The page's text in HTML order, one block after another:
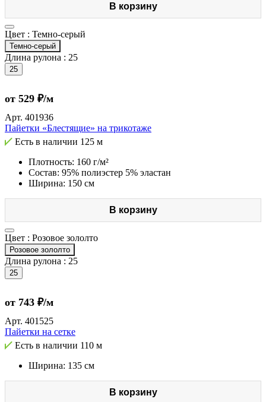
В корзину
Цвет : Темно-серый
Темно-серый
Длина рулона : 25
25
от 529 ₽/м
Арт. 401936
Пайетки «Блестящие» на трикотаже
Есть в наличии 125 м
Плотность: 160 г/м²
Состав: 95% полиэстер 5% эластан
Ширина: 150 см
В корзину
Цвет : Розовое зололто
Розовое зололто
Длина рулона : 25
25
от 743 ₽/м
Арт. 401525
Пайетки на сетке
Есть в наличии 110 м
Ширина: 135 см
В корзину